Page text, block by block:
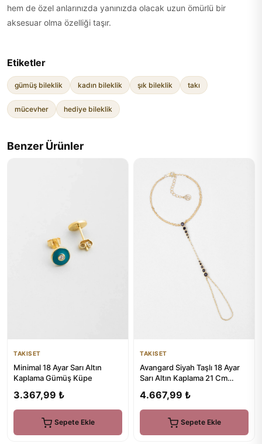
hem de özel anlarınızda yanınızda olacak uzun ömürlü bir
aksesuar olma özelliği taşır.
Etiketler
gümüş bileklik kadın bileklik şık bileklik takı
mücevher hediye bileklik
Benzer Ürünler
TAKISET
Minimal 18 Ayar Sarı Altın
Kaplama Gümüş Küpe
3.367,99 ₺
Sepete Ekle
TAKISET
Avangard Siyah Taşlı 18 Ayar
Sarı Altın Kaplama 21 Cm
4.667,99 ₺
Sepete Ekle